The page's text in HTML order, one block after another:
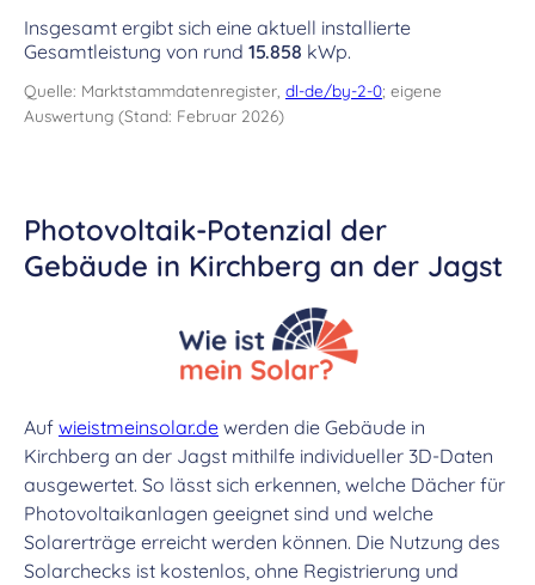
Insgesamt ergibt sich eine aktuell installierte
Gesamtleistung von rund 15.858 kWp.
Quelle: Marktstammdatenregister, dl-de/by-2-0; eigene
Auswertung (Stand: Februar 2026)
Photovoltaik-Potenzial der
Gebäude in Kirchberg an der Jagst
Auf wieistmeinsolar.de werden die Gebäude in
Kirchberg an der Jagst mithilfe individueller 3D-Daten
ausgewertet. So lässt sich erkennen, welche Dächer für
Photovoltaikanlagen geeignet sind und welche
Solarerträge erreicht werden können. Die Nutzung des
Solarchecks ist kostenlos, ohne Registrierung und